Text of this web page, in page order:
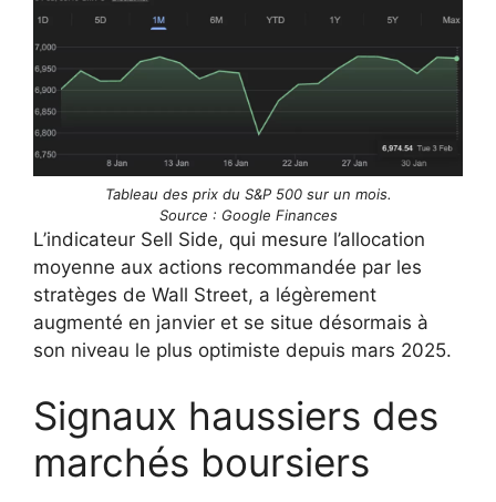
Tableau des prix du S&P 500 sur un mois.
Source : Google Finances
L’indicateur Sell Side, qui mesure l’allocation
moyenne aux actions recommandée par les
stratèges de Wall Street, a légèrement
augmenté en janvier et se situe désormais à
son niveau le plus optimiste depuis mars 2025.
Signaux haussiers des
marchés boursiers